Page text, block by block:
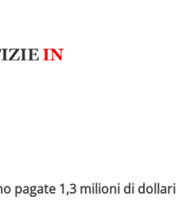
pagate 1,3 milioni di dollari